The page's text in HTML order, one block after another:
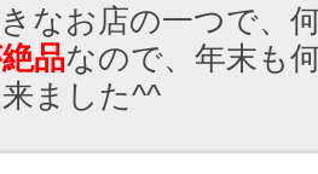
なお店の一つで、
品なので、年末も
ました^^